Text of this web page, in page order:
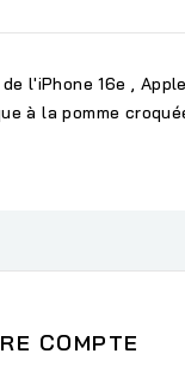
l'iPhone 16e ,
à la pomme
COMPTE